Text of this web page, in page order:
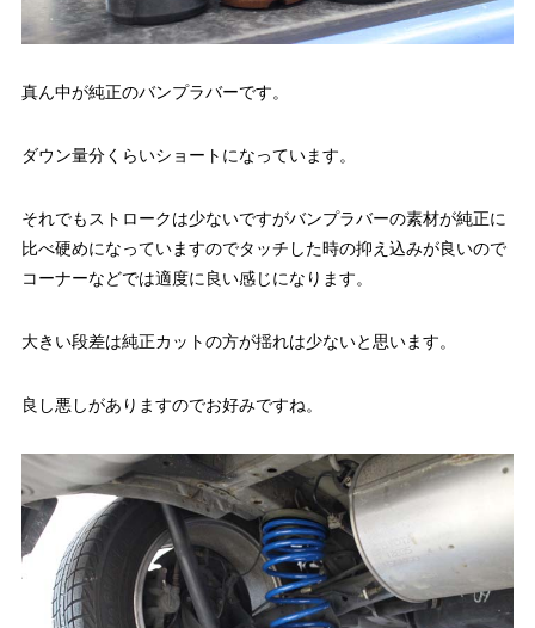
真ん中が純正のバンプラバーです。
ダウン量分くらいショートになっています。
それでもストロークは少ないですがバンプラバーの素材が純正に
比べ硬めになっていますのでタッチした時の抑え込みが良いので
コーナーなどでは適度に良い感じになります。
大きい段差は純正カットの方が揺れは少ないと思います。
良し悪しがありますのでお好みですね。